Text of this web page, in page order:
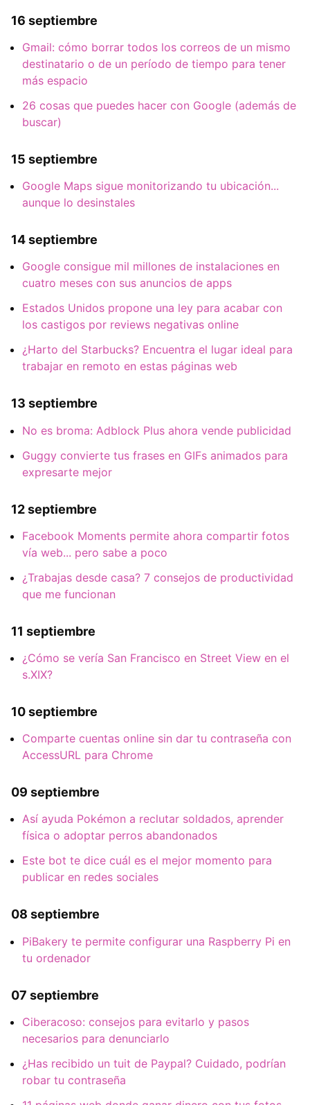
16 septiembre
Gmail: cómo borrar todos los correos de un mismo
destinatario o de un período de tiempo para tener
más espacio
26 cosas que puedes hacer con Google (además de
buscar)
15 septiembre
Google Maps sigue monitorizando tu ubicación...
aunque lo desinstales
14 septiembre
Google consigue mil millones de instalaciones en
cuatro meses con sus anuncios de apps
Estados Unidos propone una ley para acabar con
los castigos por reviews negativas online
¿Harto del Starbucks? Encuentra el lugar ideal para
trabajar en remoto en estas páginas web
13 septiembre
No es broma: Adblock Plus ahora vende publicidad
Guggy convierte tus frases en GIFs animados para
expresarte mejor
12 septiembre
Facebook Moments permite ahora compartir fotos
vía web... pero sabe a poco
¿Trabajas desde casa? 7 consejos de productividad
que me funcionan
11 septiembre
¿Cómo se vería San Francisco en Street View en el
s.XIX?
10 septiembre
Comparte cuentas online sin dar tu contraseña con
AccessURL para Chrome
09 septiembre
Así ayuda Pokémon a reclutar soldados, aprender
física o adoptar perros abandonados
Este bot te dice cuál es el mejor momento para
publicar en redes sociales
08 septiembre
PiBakery te permite configurar una Raspberry Pi en
tu ordenador
07 septiembre
Ciberacoso: consejos para evitarlo y pasos
necesarios para denunciarlo
¿Has recibido un tuit de Paypal? Cuidado, podrían
robar tu contraseña